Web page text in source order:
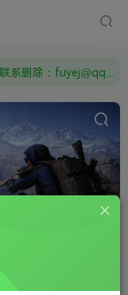
由于微信被封，沟通工具使用最群app，应用市场下载后添加好友：Y9FA49 以后用最群交流解决问题。不再使用微信！
需要什么游戏请联系客服，若链接失效请联系客服，百度网盘边上的激活码也是解压密码